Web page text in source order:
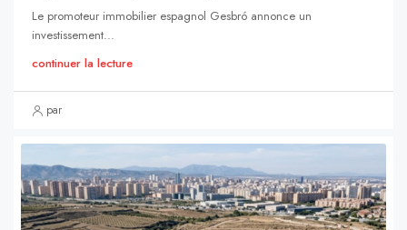
Le promoteur immobilier espagnol Gesbró annonce un
investissement...
continuer la lecture
par